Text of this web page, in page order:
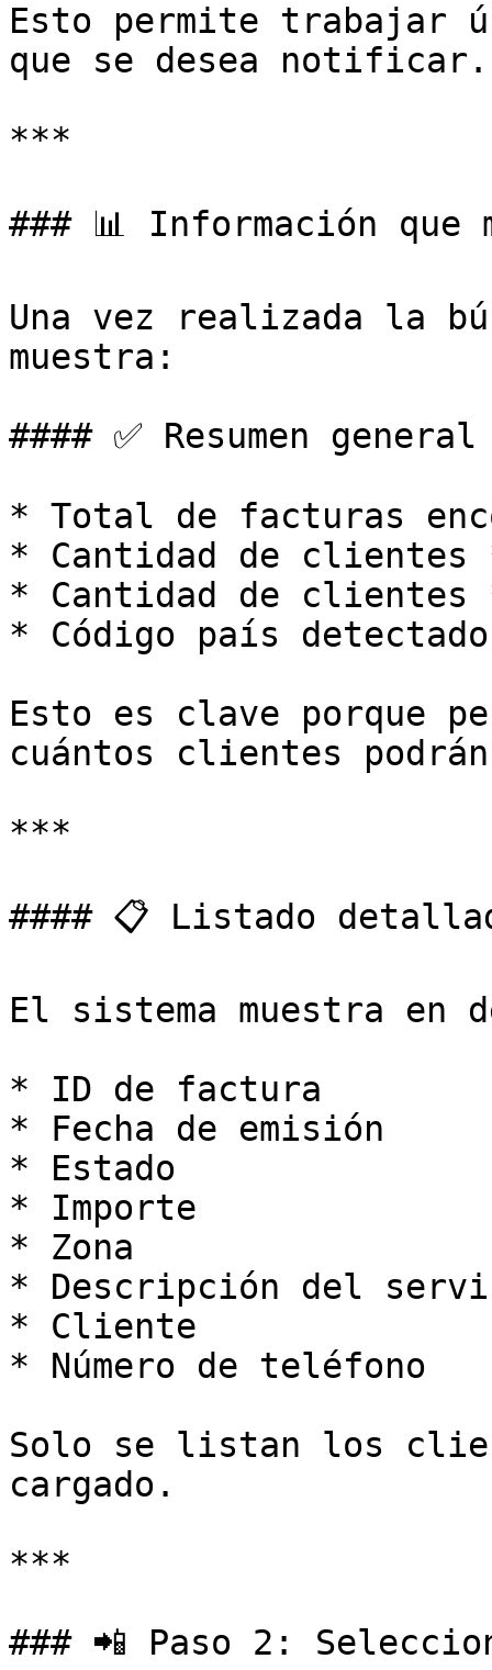
Esto permite trabajar
que se desea notificar.
***
### 📊 Información que
Una vez realizada la
muestra:
#### ✅ Resumen general
* Total de facturas
* Cantidad de clientes
* Cantidad de
* Código país detectado
Esto es clave porque
cuántos clientes
***
#### 📋 Listado
El sistema muestra en
* ID de factura
* Fecha de emisión
* Estado
* Importe
* Zona
* Descripción del
* Cliente
* Número de teléfono
Solo se listan los
cargado.
***
### 📲 Paso 2: